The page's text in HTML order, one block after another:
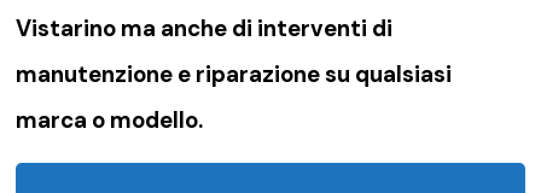
Vistarino ma anche di interventi di
manutenzione e riparazione su qualsiasi
marca o modello.